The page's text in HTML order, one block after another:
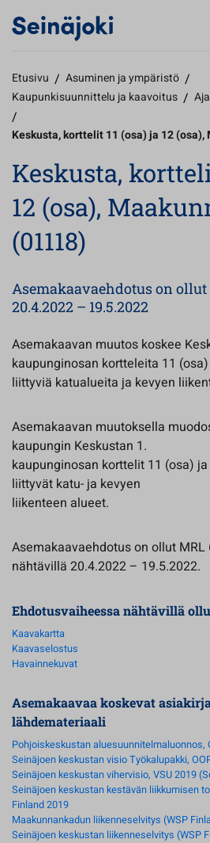
Etusivu / Asuminen ja ympäristö /
Kaupunkisuunnittelu ja kaavoitus /
/
Keskusta, korttelit 11 (osa) ja 12
Keskusta,
12 (osa),
(01118)
Asemakaavaehdotus on
20.4.2022 – 19.5.2022
Asemakaavan muutos koskee
kaupunginosan kortteleita 11
liittyviä katualueita ja kevyen
Asemakaavan muutoksella
kaupungin Keskustan 1.
kaupunginosan korttelit 11 (osa)
liittyvät katu- ja kevyen
liikenteen alueet.
Asemakaavaehdotus on ollut
nähtävillä 20.4.2022 – 19.5.2022.
Ehdotusvaiheessa nähtävillä
Kaavakartta
Kaavaselostus
Havainnekuvat
Asemakaavaa koskevat
lähdemateriaali
Pohjoiskeskustan aluesuunnitelmaluonnos,
Seinäjoen keskustan visio Työkalupakki,
Seinäjoen keskustan vihervisio, VSU 2019
Seinäjoen keskustan kestävän liikkumisen
Finland 2019
Maakunnankadun liikenneselvitys (WSP
Seinäjoen keskustan liikenneselvitys (WSP